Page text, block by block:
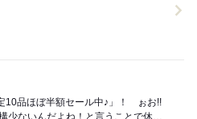
10品ほぼ半額セール中♪」！ ぉお!!